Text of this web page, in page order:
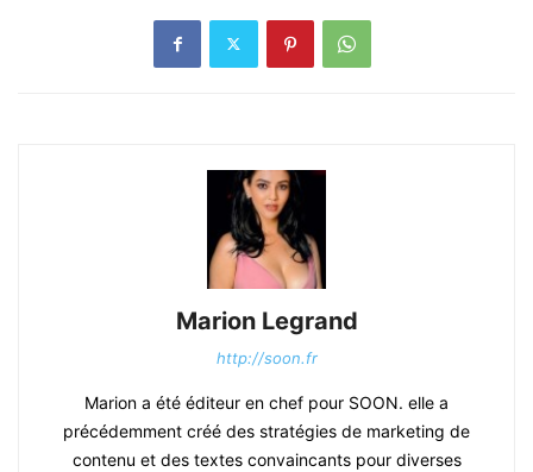
Marion Legrand
http://soon.fr
Marion a été éditeur en chef pour SOON. elle a
précédemment créé des stratégies de marketing de
contenu et des textes convaincants pour diverses